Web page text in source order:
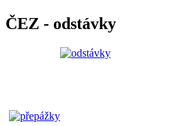
ČEZ - odstávky